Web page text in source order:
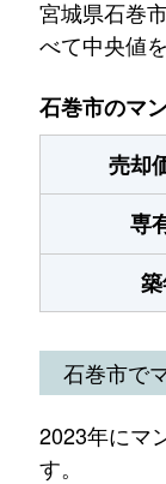
宮城県石巻
べて中央値
石巻市のマ
売却
専
石巻市で
2023年にマ
す。